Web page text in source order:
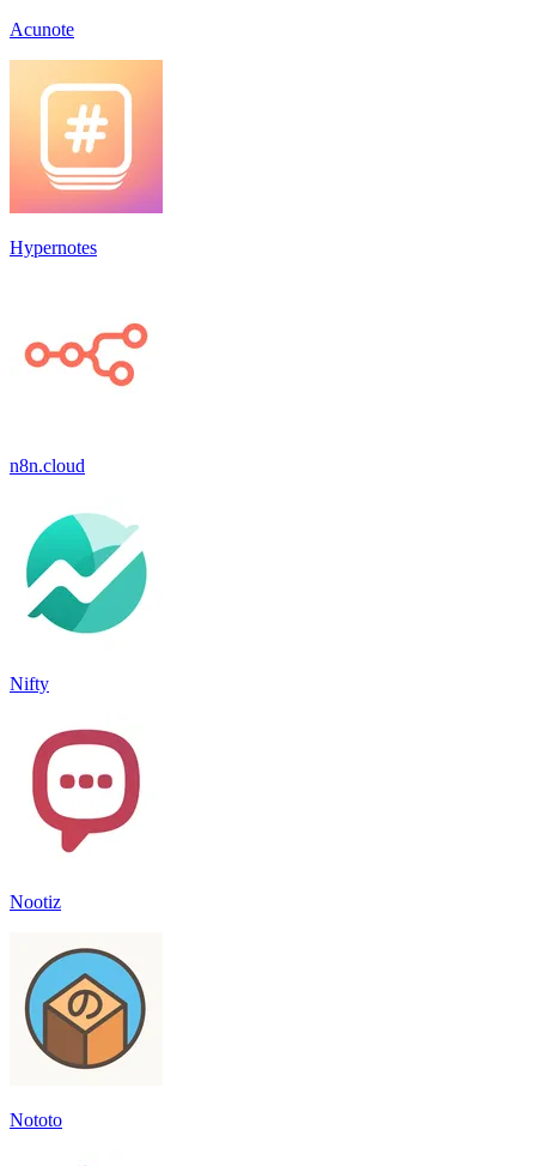
Acunote
Hypernotes
n8n.cloud
Nifty
Nootiz
Nototo